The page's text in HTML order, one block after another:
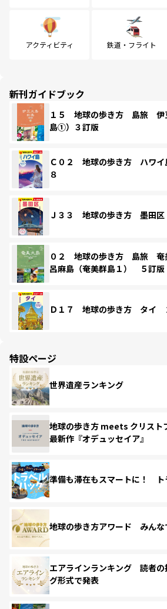
アクティビティ 鉄道・フライト
新刊ガイドブック
１５ 地球の歩き方 島旅 伊
島①）３訂版
Ｃ０２ 地球の歩き方 ハワイ
８
Ｊ３３ 地球の歩き方 墨田区
０２ 地球の歩き方 島旅
呂麻島（奄美群島１） ５訂版
Ｄ１７ 地球の歩き方 タイ
特設ページ
世界遺産ランキング
地球の歩き方 meets クリスト
最新作『オデュッセイア』
準備も滞在もスマートに！ ト
地球の歩き方アワード みんな
エアラインランキング 読者の
グ形式で発表